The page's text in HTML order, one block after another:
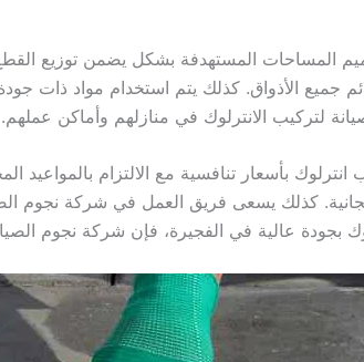
المساحات المستهدفة بشكل يضمن توزيع
جميع الأذواق. كذلك يتم استخدام مواد ذات
لتركيب الانترلوك في منازلهم وأماكن عملهم.
بأسعار تنافسية مع الالتزام
كذلك يسعى فريق العمل في شركة نجوم
بجودة عالية في الفجيرة، فإن شركة نجوم